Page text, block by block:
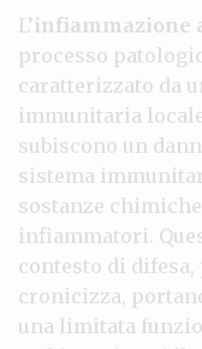
L’infiammazione
processo
caratterizzato da
immunitaria
subiscono un
sistema
sostanze
infiammatori.
contesto di difesa,
cronicizza,
una limitata